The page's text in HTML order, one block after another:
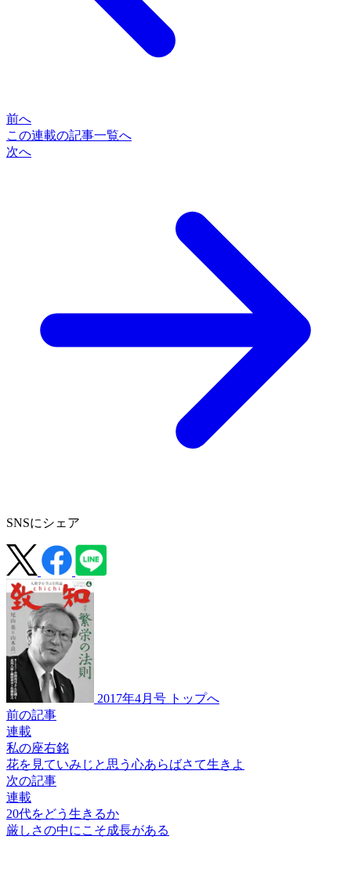
前へ
この連載の記事一覧へ
次へ
SNSにシェア
2017年4月号 トップへ
前の記事
連載
私の座右銘
花を見ていみじと思う心あらばさて生きよ
次の記事
連載
20代をどう生きるか
厳しさの中にこそ成長がある